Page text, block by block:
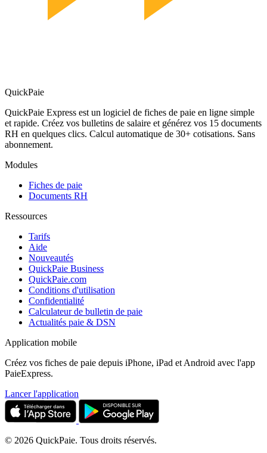
QuickPaie
QuickPaie Express est un logiciel de fiches de paie en ligne simple
et rapide. Créez vos bulletins de salaire et générez vos 15 documents
RH en quelques clics. Calcul automatique de 30+ cotisations. Sans
abonnement.
Modules
Fiches de paie
Documents RH
Ressources
Tarifs
Aide
Nouveautés
QuickPaie Business
QuickPaie.com
Conditions d'utilisation
Confidentialité
Calculateur de bulletin de paie
Actualités paie & DSN
Application mobile
Créez vos fiches de paie depuis iPhone, iPad et Android avec l'app
PaieExpress.
Lancer l'application
© 2026 QuickPaie. Tous droits réservés.